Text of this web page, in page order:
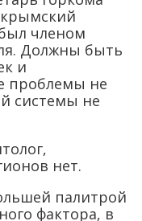
крымский
членом
Должны быть
и
проблемы не
системы не
нет.
палитрой
фактора, в